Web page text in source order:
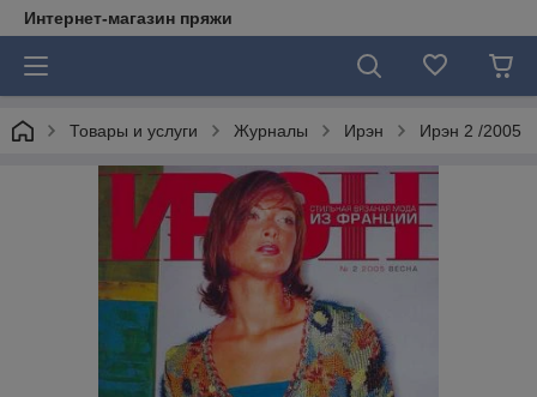
Интернет-магазин пряжи
Товары и услуги Журналы Ирэн Ирэн 2 /2005